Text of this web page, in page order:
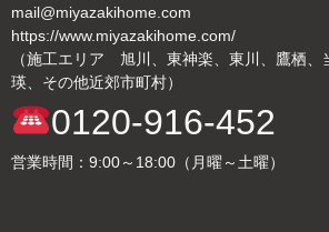
mail@miyazakihome.com
https://www.miyazakihome.com/
（施工エリア 旭川、東神楽、東川、鷹栖、
瑛、その他近郊市町村）
0120-916-452
営業時間：9:00～18:00（月曜～土曜）